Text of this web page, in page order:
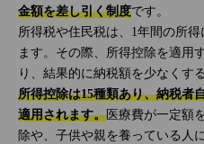
金額を差し引く制度です。
所得税や住民税は、1年間の所
ます。その際、所得控除を適用
り、結果的に納税額を少なくす
所得控除は15種類あり、納税者
適用されます。 医療費が一定額
除や、子供や親を養っている人